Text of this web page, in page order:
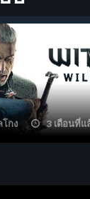
กง 3 เดือนที่แ